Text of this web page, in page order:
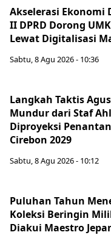
Akselerasi Ekonomi
II DPRD Dorong
Lewat Digitalisasi
Sabtu, 8 Agu 2026 - 10:36
Langkah Taktis
Mundur dari Staf
Diproyeksi
Cirebon 2029
Sabtu, 8 Agu 2026 - 10:12
Puluhan Tahun
Koleksi Beringin
Diakui Maestro